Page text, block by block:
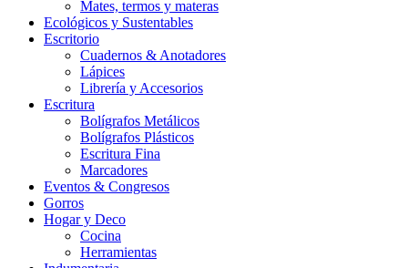
Mates, termos y materas
Ecológicos y Sustentables
Escritorio
Cuadernos & Anotadores
Lápices
Librería y Accesorios
Escritura
Bolígrafos Metálicos
Bolígrafos Plásticos
Escritura Fina
Marcadores
Eventos & Congresos
Gorros
Hogar y Deco
Cocina
Herramientas